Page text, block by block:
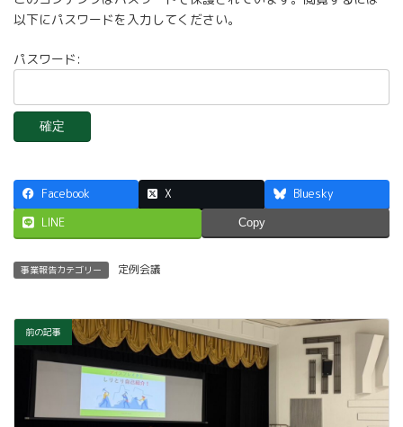
以下にパスワードを入力してください。
パスワード:
Facebook X
Bluesky
LINE
Copy
事業報告カテゴリー 定例会議
前の記事